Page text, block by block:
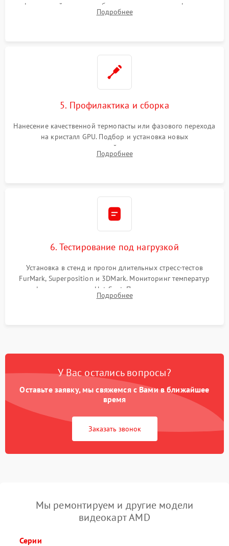
инфракрасной станции реболлинг или замена графического
чипа и дефектной памяти GDDR. Прошивка BIOS
Подробнее
5. Профилактика и сборка
Нанесение качественной термопасты или фазового перехода
на кристалл GPU. Подбор и установка новых
термопрокладок правильной толщины на память и цепи
питания. Монтаж радиатора и бэкплейта, подключение и
Подробнее
6. Тестирование под нагрузкой
Установка в стенд и прогон длительных стресс-тестов
FurMark, Superposition и 3DMark. Мониторинг температур
графического чипа и Hot Spot. Проверка на отсутствие
артефактов изображения, вылетов драйвера и зависаний.
Подробнее
У Вас остались вопросы?
Оставьте заявку, мы свяжемся с Вами в ближайшее
время
Заказать звонок
Мы ремонтируем и другие модели
видеокарт AMD
Серии